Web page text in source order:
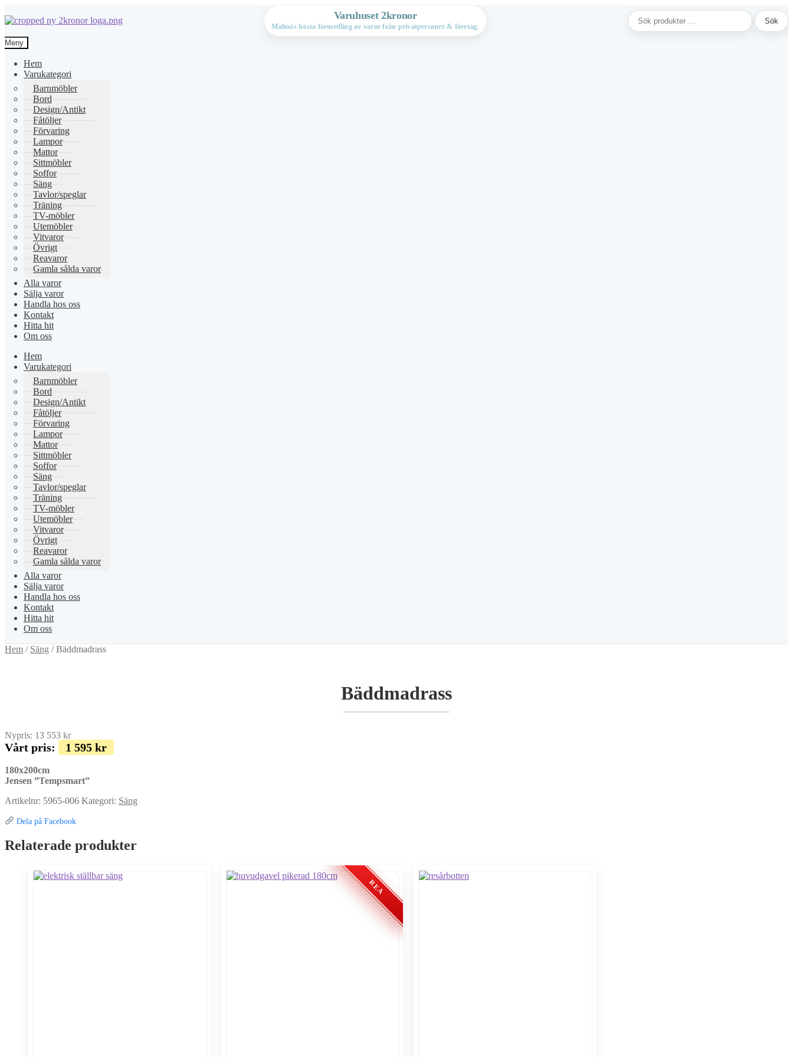
Hoppa
till
navigering
Hoppa
till
innehåll
Varuhuset 2kronor
Malmös bästa förmedling av varor från privatpersoner & företag.
Sök
efter:
Sök
Meny
Hem
Varukategori
Barnmöbler
Bord
Design/Antikt
Fåtöljer
Förvaring
Lampor
Mattor
Sittmöbler
Soffor
Säng
Tavlor/speglar
Träning
TV-möbler
Utemöbler
Vitvaror
Övrigt
Reavaror
Gamla sålda varor
Alla varor
Sälja varor
Handla hos oss
Kontakt
Hitta hit
Om oss
Hem
Varukategori
Barnmöbler
Bord
Design/Antikt
Fåtöljer
Förvaring
Lampor
Mattor
Sittmöbler
Soffor
Säng
Tavlor/speglar
Träning
TV-möbler
Utemöbler
Vitvaror
Övrigt
Reavaror
Gamla sålda varor
Alla varor
Sälja varor
Handla hos oss
Kontakt
Hitta hit
Om oss
Hem / Säng /Bäddmadrass
Bäddmadrass
Nypris: 13 553 kr
Vårt pris: 1 595 kr
180x200cm
Jensen ”Tempsmart”
Artikelnr: 5965-006 Kategori: Säng
Dela på Facebook
Relaterade produkter